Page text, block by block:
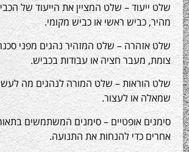
– שלט המציין את הייעוד של הכביש, כגון
ראשי או כביש מקומי.
– שלט המזהיר נהגים מפני סכנה אפשרית,
חציה או עבודות בכביש.
– שלט המורה לנהגים מה לעשות, כגון
או לעצור.
אופטיים – סימנים המשתמשים בתאורה או
כדי להנחות את התנועה.